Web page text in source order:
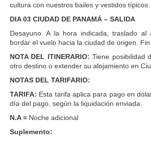
cultura con nuestros bailes y vestidos típicos.
DIA 03 CIUDAD DE PANAMÁ – SALIDA
Desayuno. A la hora indicada, traslado al
bordar el vuelo hacia la ciudad de origen. Fin
NOTA DEL ITINERARIO: Tiene posibilidad
otro destino o extender su alojamiento en
NOTAS DEL TARIFARIO:
TARIFA: Esta tarifa aplica para pago en
día del pago, según la liquidación enviada.
N.A = Noche adicional
Suplemento: